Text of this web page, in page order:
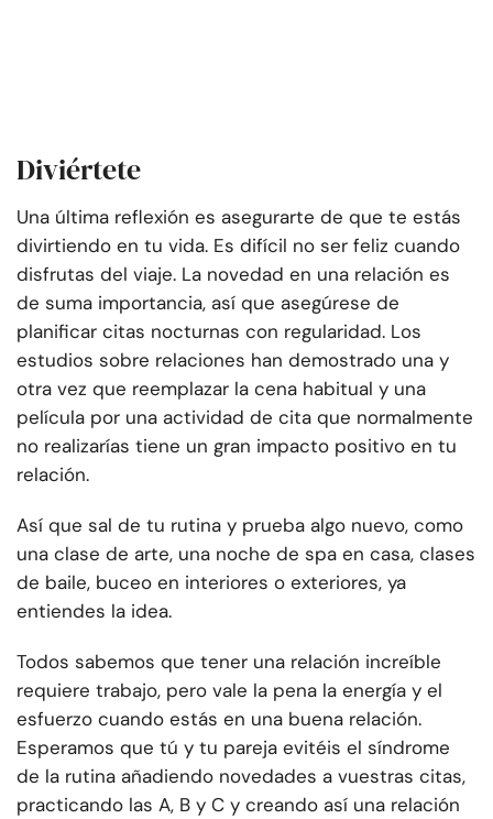
Diviértete
Una última reflexión es asegurarte de que te estás
divirtiendo en tu vida. Es difícil no ser feliz cuando
disfrutas del viaje. La novedad en una relación es
de suma importancia, así que asegúrese de
planificar citas nocturnas con regularidad. Los
estudios sobre relaciones han demostrado una y
otra vez que reemplazar la cena habitual y una
película por una actividad de cita que normalmente
no realizarías tiene un gran impacto positivo en tu
relación.
Así que sal de tu rutina y prueba algo nuevo, como
una clase de arte, una noche de spa en casa, clases
de baile, buceo en interiores o exteriores, ya
entiendes la idea.
Todos sabemos que tener una relación increíble
requiere trabajo, pero vale la pena la energía y el
esfuerzo cuando estás en una buena relación.
Esperamos que tú y tu pareja evitéis el síndrome
de la rutina añadiendo novedades a vuestras citas,
practicando las A, B y C y creando así una relación